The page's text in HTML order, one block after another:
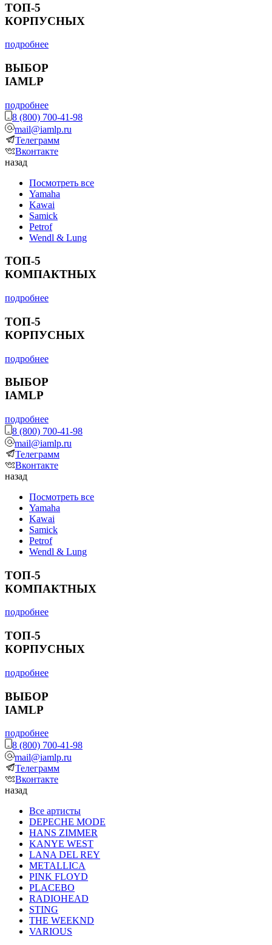
ТОП-5
КОРПУСНЫХ
подробнее
ВЫБОР
IAMLP
подробнее
8 (800) 700-41-98
mail@iamlp.ru
Телеграмм
Вконтакте
назад
Посмотреть все
Yamaha
Kawai
Samick
Petrof
Wendl & Lung
ТОП-5
КОМПАКТНЫХ
подробнее
ТОП-5
КОРПУСНЫХ
подробнее
ВЫБОР
IAMLP
подробнее
8 (800) 700-41-98
mail@iamlp.ru
Телеграмм
Вконтакте
назад
Посмотреть все
Yamaha
Kawai
Samick
Petrof
Wendl & Lung
ТОП-5
КОМПАКТНЫХ
подробнее
ТОП-5
КОРПУСНЫХ
подробнее
ВЫБОР
IAMLP
подробнее
8 (800) 700-41-98
mail@iamlp.ru
Телеграмм
Вконтакте
назад
Все артисты
DEPECHE MODE
HANS ZIMMER
KANYE WEST
LANA DEL REY
METALLICA
PINK FLOYD
PLACEBO
RADIOHEAD
STING
THE WEEKND
VARIOUS